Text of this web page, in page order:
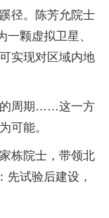
径。陈芳允院士
一颗虚拟卫星、
实现对区域内地
的周期……这一方
可能。
栋院士，带领北
先试验后建设，